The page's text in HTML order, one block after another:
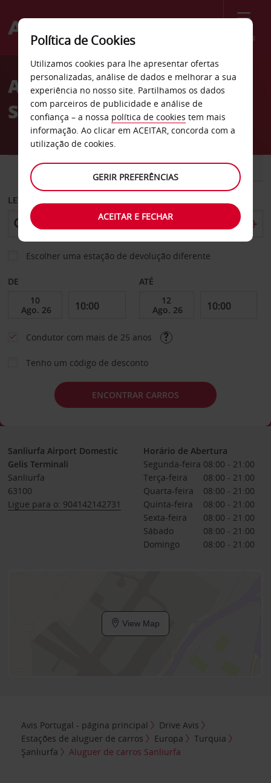
Menu
Welcome
AvisAluguer de carros
Sanliurfa
CARRO COMERCIAIS
LEVANTAR EM
Escolher uma estação de devolução diferente
DE ATÉ
Condutor com mais de 25 anos
Tenho um código de desconto
ENCONTRAR CARROS
Sanliurfa Airport Domestic
Gelis Terminali
Sanliurfa
63100
Ligue para o: 904142142731
Horário de Abertura
Segunda-feira 08:00 - 21:00
Terça-feira
08:00 - 21:00
Quarta-feira
08:00 - 21:00
Quinta-feira
08:00 - 21:00
Sexta-feira
08:00 - 21:00
Sábado
08:00 - 21:00
Domingo
08:00 - 21:00
View Map
Avis Portugal - página principal
Drive Avis
Estações de aluguer de carros
Europa
Turquia
Şanlıurfa
Aluguer de carros Sanliurfa
Política de Cookies
Utilizamos cookies para lhe apresentar ofertas
personalizadas, análise de dados e melhorar a sua
experiência no nosso site. Partilhamos os dados
com parceiros de publicidade e análise de
confiança – a nossa política de cookies tem mais
informação. Ao clicar em ACEITAR, concorda com a
utilização de cookies.
GERIR PREFERÊNCIAS
ACEITAR E FECHAR